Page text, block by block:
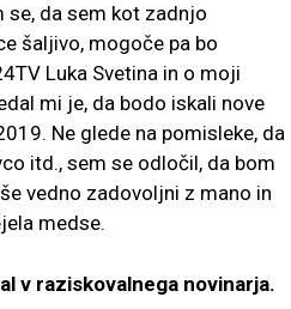
se, da sem kot zadnjo
šaljivo, mogoče pa bo
Luka Svetina in o moji
mi je, da bodo iskali nove
Ne glede na pomisleke, da
itd., sem se odločil, da bom
vedno zadovoljni z mano in
medse.
v raziskovalnega novinarja.